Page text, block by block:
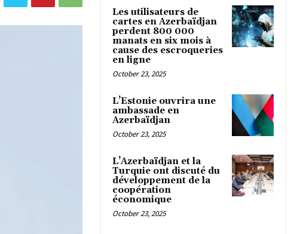
Les utilisateurs de
cartes en Azerbaïdjan
perdent 800 000
manats en six mois à
cause des escroqueries
en ligne
October 23, 2025
L’Estonie ouvrira une
ambassade en
Azerbaïdjan
October 23, 2025
L’Azerbaïdjan et la
Turquie ont discuté du
développement de la
coopération
économique
October 23, 2025